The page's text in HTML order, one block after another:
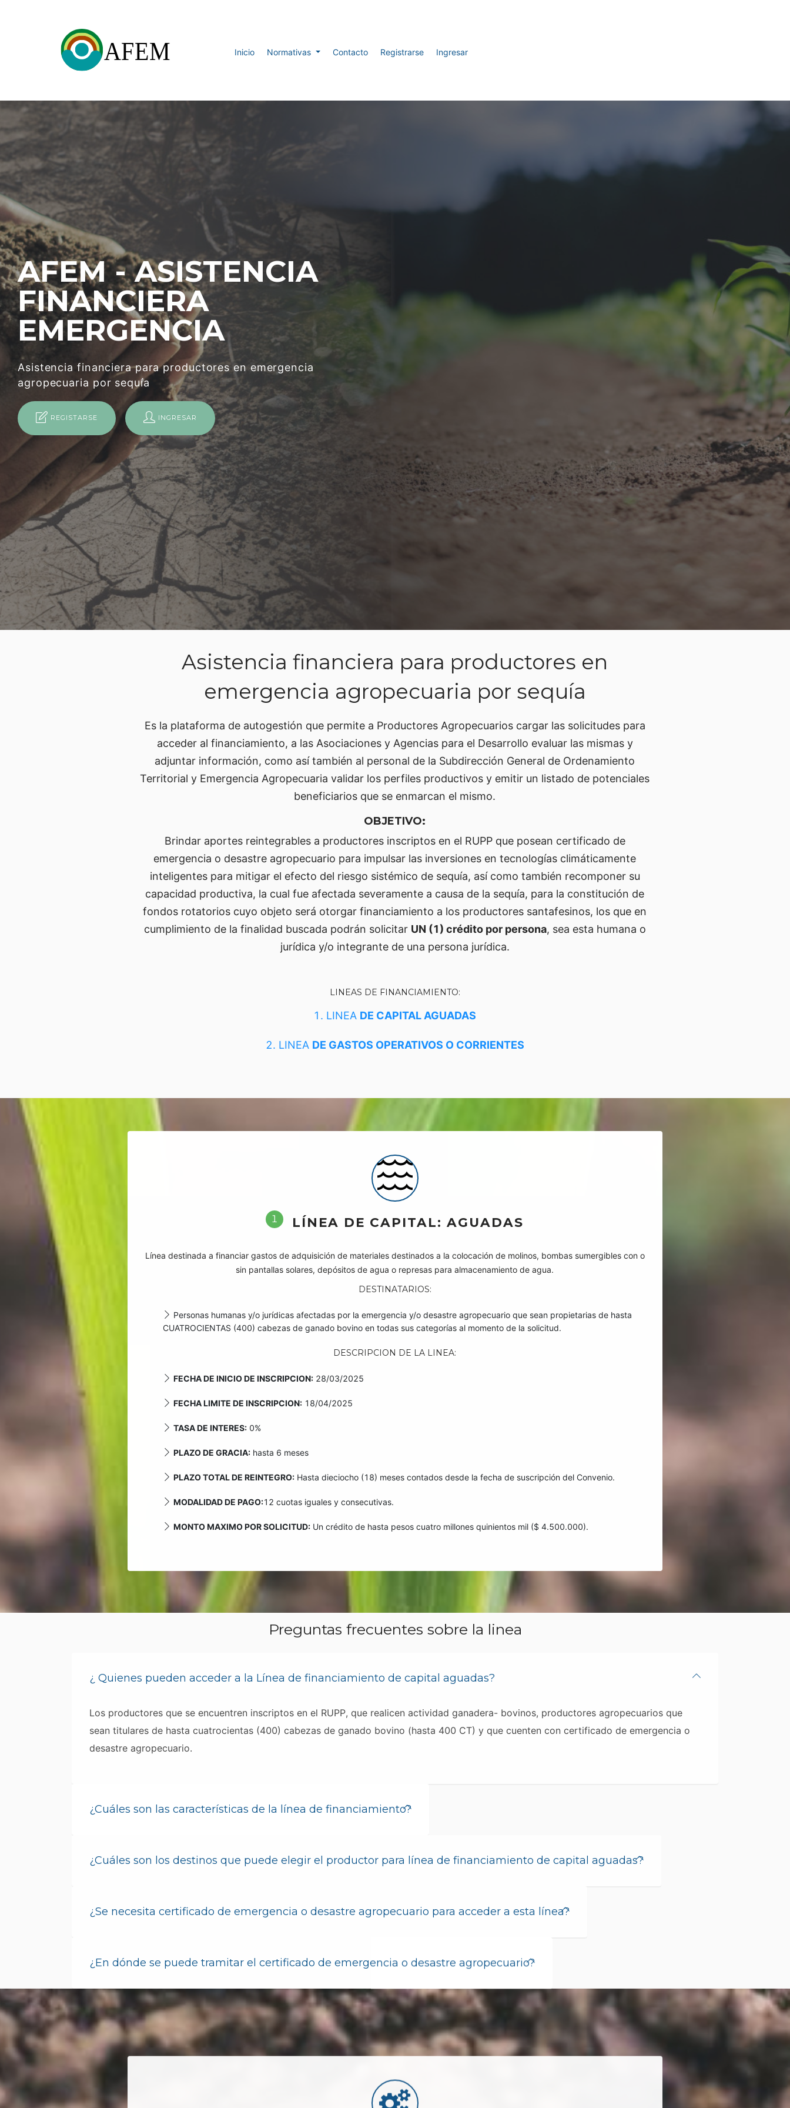
Inicio Normativas Contacto Registrarse Ingresar
AFEM - ASISTENCIA
FINANCIERA
EMERGENCIA
Asistencia financiera para productores en emergencia
agropecuaria por sequía
REGISTARSE INGRESAR
Asistencia financiera para productores en
emergencia agropecuaria por sequía
Es la plataforma de autogestión que permite a Productores Agropecuarios cargar las solicitudes para
acceder al financiamiento, a las Asociaciones y Agencias para el Desarrollo evaluar las mismas y
adjuntar información, como así también al personal de la Subdirección General de Ordenamiento
Territorial y Emergencia Agropecuaria validar los perfiles productivos y emitir un listado de potenciales
beneficiarios que se enmarcan el mismo.
OBJETIVO:
Brindar aportes reintegrables a productores inscriptos en el RUPP que posean certificado de
emergencia o desastre agropecuario para impulsar las inversiones en tecnologías climáticamente
inteligentes para mitigar el efecto del riesgo sistémico de sequía, así como también recomponer su
capacidad productiva, la cual fue afectada severamente a causa de la sequía, para la constitución de
fondos rotatorios cuyo objeto será otorgar financiamiento a los productores santafesinos, los que en
cumplimiento de la finalidad buscada podrán solicitar UN (1) crédito por persona, sea esta humana o
jurídica y/o integrante de una persona jurídica.
LINEAS DE FINANCIAMIENTO:
1. LINEA DE CAPITAL AGUADAS
2. LINEA DE GASTOS OPERATIVOS O CORRIENTES
1 LÍNEA DE CAPITAL: AGUADAS
Línea destinada a financiar gastos de adquisición de materiales destinados a la colocación de molinos, bombas sumergibles con o
sin pantallas solares, depósitos de agua o represas para almacenamiento de agua.
DESTINATARIOS:
Personas humanas y/o jurídicas afectadas por la emergencia y/o desastre agropecuario que sean propietarias de hasta
CUATROCIENTAS (400) cabezas de ganado bovino en todas sus categorías al momento de la solicitud.
DESCRIPCION DE LA LINEA:
FECHA DE INICIO DE INSCRIPCION:28/03/2025
FECHA LIMITE DE INSCRIPCION:18/04/2025
TASA DE INTERES:0%
PLAZO DE GRACIA:hasta 6 meses
PLAZO TOTAL DE REINTEGRO:Hasta dieciocho (18) meses contados desde la fecha de suscripción del Convenio.
MODALIDAD DE PAGO:12 cuotas iguales y consecutivas.
MONTO MAXIMO POR SOLICITUD:Un crédito de hasta pesos cuatro millones quinientos mil ($ 4.500.000).
Preguntas frecuentes sobre la linea
¿ Quienes pueden acceder a la Línea de financiamiento de capital aguadas?
Los productores que se encuentren inscriptos en el RUPP, que realicen actividad ganadera- bovinos, productores agropecuarios que
sean titulares de hasta cuatrocientas (400) cabezas de ganado bovino (hasta 400 CT) y que cuenten con certificado de emergencia o
desastre agropecuario.
¿Cuáles son las características de la línea de financiamiento?
¿Cuáles son los destinos que puede elegir el productor para línea de financiamiento de capital aguadas?
¿Se necesita certificado de emergencia o desastre agropecuario para acceder a esta línea?
¿En dónde se puede tramitar el certificado de emergencia o desastre agropecuario?